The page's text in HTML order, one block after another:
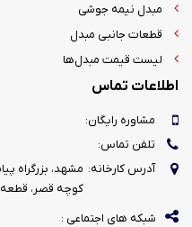
مبدل نیمه جوشی
قطعات جانبی مبدل
لیست قیمت مبدل‌ها
اطلاعات تماس
مشاوره رایگان:
تلفن تماس:
آدرس کارخانه:
کوچه قصر، قطعه 7 سمت راست
شبکه های اجتماعی :